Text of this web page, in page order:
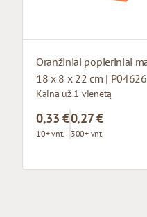
18 x 8 x 22 cm | P04626
Kaina už 1 vienetą
0,33 €
10+ vnt.
0,27 €
300+ vnt.